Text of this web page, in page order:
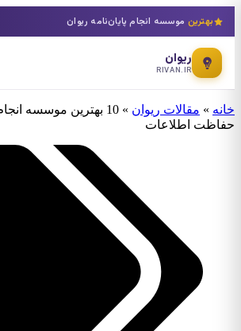
بهترین موسسه انجام پایان‌نامه ریوان
ریوان
RIVAN.IR
خانه » مقالات ریوان »
10 بهترین موسسه
حفاظت اطلاعات